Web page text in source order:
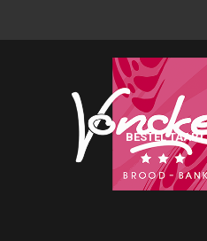
BESTEL TAART